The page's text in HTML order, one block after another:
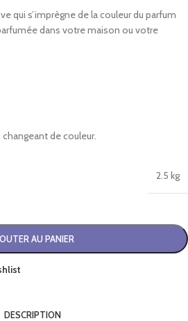
qui s’imprègne de la couleur du parfum
dans votre maison ou votre
de couleur.
2.5 kg
AU PANIER
DESCRIPTION